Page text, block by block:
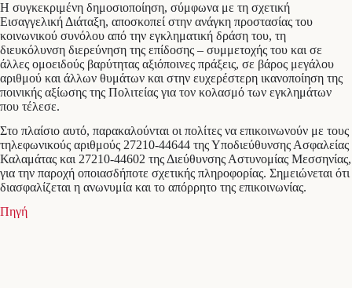
H συγκεκριμένη δημοσιοποίηση, σύμφωνα με τη σχετική
Εισαγγελική Διάταξη, αποσκοπεί στην ανάγκη προστασίας του
κοινωνικού συνόλου από την εγκληματική δράση του, τη
διευκόλυνση διερεύνηση της επίδοσης – συμμετοχής του και σε
άλλες ομοειδούς βαρύτητας αξιόποινες πράξεις, σε βάρος μεγάλου
αριθμού και άλλων θυμάτων και στην ευχερέστερη ικανοποίηση της
ποινικής αξίωσης της Πολιτείας για τον κολασμό των εγκλημάτων
που τέλεσε.
Στο πλαίσιο αυτό, παρακαλούνται οι πολίτες να επικοινωνούν με τους
τηλεφωνικούς αριθμούς 27210-44644 της Υποδιεύθυνσης Ασφαλείας
Καλαμάτας και 27210-44602 της Διεύθυνσης Αστυνομίας Μεσσηνίας,
για την παροχή οποιασδήποτε σχετικής πληροφορίας. Σημειώνεται ότι
διασφαλίζεται η ανωνυμία και το απόρρητο της επικοινωνίας.
Πηγή